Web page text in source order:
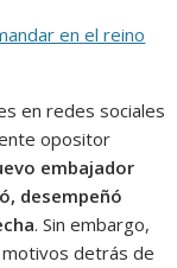
en el reino
en redes sociales
opositor
embajador
desempeñó
. Sin embargo,
motivos detrás de